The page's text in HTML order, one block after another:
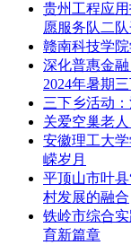
贵州工程应
愿服务队二
赣南科技学
深化普惠金
2024年暑期
三下乡活动
关爱空巢老
安徽理工大
嵘岁月
平顶山市叶
村发展的融合
铁岭市综合
育新篇章